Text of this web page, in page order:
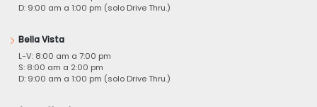
D: 9:00 am a 1:00 pm (solo Drive Thru.)
Bella Vista
L-V: 8:00 am a 7:00 pm
S: 8:00 am a 2:00 pm
D: 9:00 am a 1:00 pm (solo Drive Thru.)